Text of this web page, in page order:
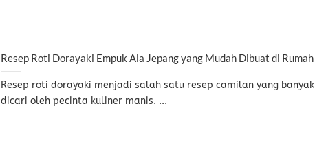
Resep Roti Dorayaki Empuk Ala Jepang yang Mudah Dibuat di Rumah
Resep roti dorayaki menjadi salah satu resep camilan yang banyak
dicari oleh pecinta kuliner manis. ...